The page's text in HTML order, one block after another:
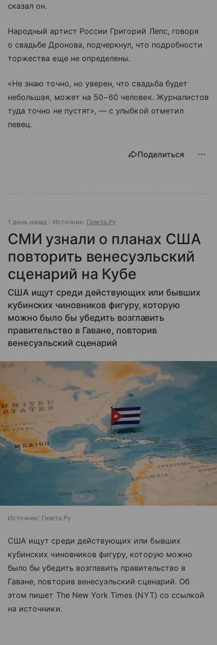
сказал он.
Народный артист России Григорий Лепс, говоря
о свадьбе Дронова, подчеркнул, что подробности
торжества еще не определены.
«Не знаю точно, но уверен, что свадьба будет
небольшая, может на 50−60 человек. Журналистов
туда точно не пустят», — с улыбкой отметил
певец.
Поделиться
1 день назад Источник: Газета.Ру
СМИ узнали о планах США
повторить венесуэльский
сценарий на Кубе
США ищут среди действующих или бывших
кубинских чиновников фигуру, которую
можно было бы убедить возглавить
правительство в Гаване, повторив
венесуэльский сценарий
Источник: Газета.Ру
США ищут среди действующих или бывших
кубинских чиновников фигуру, которую можно
было бы убедить возглавить правительство в
Гаване, повторив венесуэльский сценарий. Об
этом пишет The New York Times (NYT) со ссылкой
на источники.